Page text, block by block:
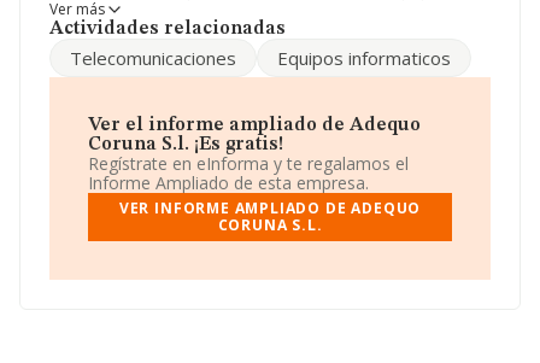
agencia comercial. La empresa es una Sociedad
Limitada. Su CNAE corresponde a 4754 con código
en establecimientos especializados'. No realiza actividad
de importación y/o exportación.
Ha habido un descenso en cuanto al número de
empleados y según las cifras existentes en la base de
datos de INFORMA, el número de empleados ha estado
por encima de la media de sector.
La compañía Adequo Coruna S.L, con número de
identificación fiscal B15836620, tiene domicilio fiscal en
municipio de A Coruña, Galicia.
Ver más
Actividades relacionadas
Telecomunicaciones Equipos informaticos
Ver el informe ampliado de Adequo
Coruna S.l. ¡Es gratis!
Regístrate en eInforma y te regalamos el
Informe Ampliado de esta empresa.
VER INFORME AMPLIADO DE ADEQUO
CORUNA S.L.